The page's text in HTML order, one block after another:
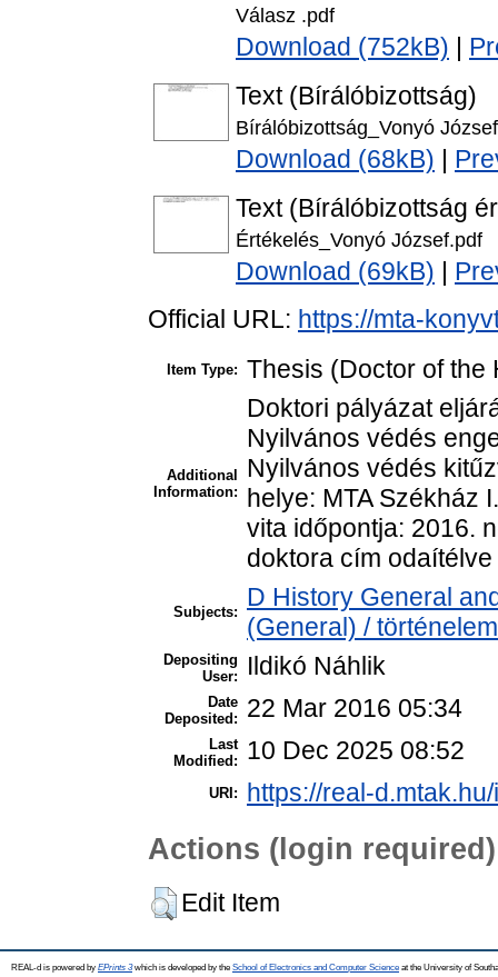
Válasz .pdf
Download (752kB)
Text (Bírálóbizottság)
Bírálóbizottság_Vonyó
Download (68kB)
Text (Bírálóbizottság
Értékelés_Vonyó József.pdf
Download (69kB)
Official URL: https://mta-
Item Type: Thesis (Doctor of the
Additional
Information:
Doktori pályázat
Nyilvános védés
Nyilvános védés
helye: MTA Székház
vita időpontja: 2016.
doktora cím
Subjects:
D History General
(General) /
Depositing
User:
Ildikó Náhlik
Date
Deposited:
22 Mar 2016 05:34
Last
Modified:
10 Dec 2025 08:52
URI: https://real-
Actions (login required)
Edit Item
REAL-d is powered by EPrints 3which is developed by the School of Electronics and Computer Science at the University of